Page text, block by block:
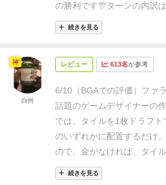
の勝利です🎊ターンの内訳は
ードを配置③各種効果発動
な流れ。ラウンド終わりに
ストックからチョイスする仕
には初期状態が印刷されて
ドをマス目に配置する事で
なる。
初期印刷と上書きす
の２つの役割がある。 能力
収入(得点、お金、胞子)。発
もある。タグ
続きを見る
レビュー 613名が参考
6/10（BGAでの評価） ファ
話題のゲームデザイナーの
では、タイルを1枚ドラフ
のいずれかに配置するだけ。
ので、金がなければ、タイ
こらへんは、マイルストーン
ウンドとして、3ラウンド毎
続きを見る
神
白州